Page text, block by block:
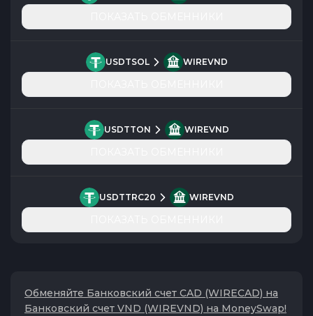
USDTSOL WIREVND
USDTTON WIREVND
USDTTRC20 WIREVND
Обменяйте Банковский счет CAD (WIRECAD) на
Банковский счет VND (WIREVND) на MoneySwap!